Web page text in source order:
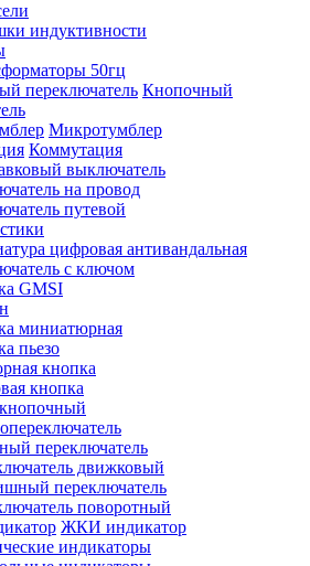
индуктивности
50гц
Кнопочный
Микротумблер
Коммутация
выключатель
на провод
путевой
цифровая антивандальная
с ключом
GMSI
миниатюрная
пьезо
кнопка
кнопка
переключатель
движковый
переключатель
поворотный
ЖКИ индикатор
индикаторы